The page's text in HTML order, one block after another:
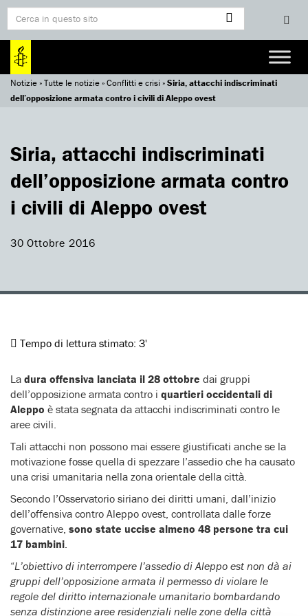
Notizie»Tutte le notizie»Conflitti e crisi »Siria, attacchi indiscriminati
dell’opposizione armata contro i civili di Aleppo ovest
Siria, attacchi indiscriminati
dell’opposizione armata contro
i civili di Aleppo ovest
30 Ottobre 2016
Tempo di lettura stimato: 3'
La dura offensiva lanciata il 28 ottobre dai gruppi
dell’opposizione armata contro i quartieri occidentali di
Aleppo è stata segnata da attacchi indiscriminati contro le
aree civili.
Tali attacchi non possono mai essere giustificati anche se la
motivazione fosse quella di spezzare l’assedio che ha causato
una crisi umanitaria nella zona orientale della città.
Secondo l’Osservatorio siriano dei diritti umani, dall’inizio
dell’offensiva contro Aleppo ovest, controllata dalle forze
governative, sono state uccise almeno 48 persone tra cui
17 bambini.
“L’obiettivo di interrompere l’assedio di Aleppo est non dà ai
gruppi dell’opposizione armata il permesso di violare le
regole del diritto internazionale umanitario bombardando
senza distinzione aree residenziali nelle zone della città